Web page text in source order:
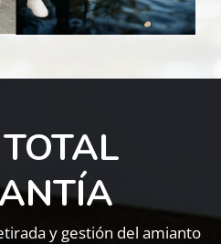
y gestión del amianto